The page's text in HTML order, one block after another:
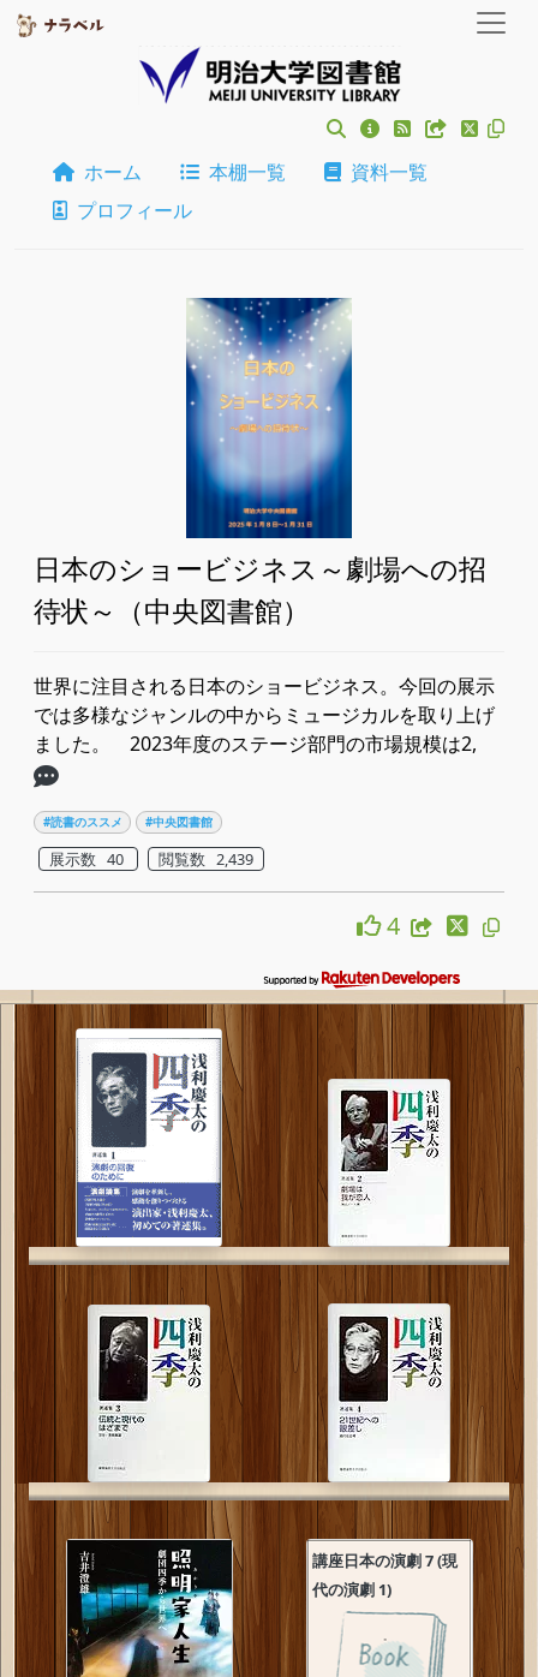
ホーム 本棚一覧
資料一覧
プロフィール
日本のショービジネス～劇場への招
待状～（中央図書館）
世界に注目される日本のショービジネス。今回の展示
では多様なジャンルの中からミュージカルを取り上げ
ました。 2023年度のステージ部門の市場規模は2,
#読書のススメ #中央図書館
展示数 40 閲覧数 2,439
4
講座日本の演劇 7 (現
代の演劇 1)